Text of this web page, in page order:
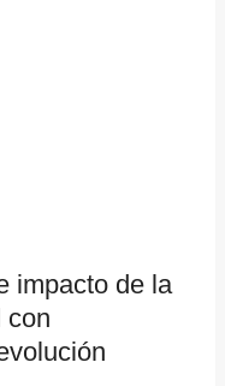
impacto de la
con